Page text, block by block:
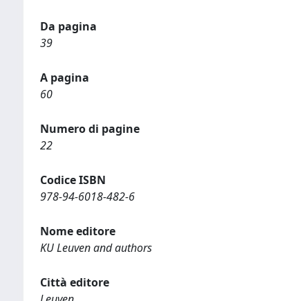
Da pagina
39
A pagina
60
Numero di pagine
22
Codice ISBN
978-94-6018-482-6
Nome editore
KU Leuven and authors
Città editore